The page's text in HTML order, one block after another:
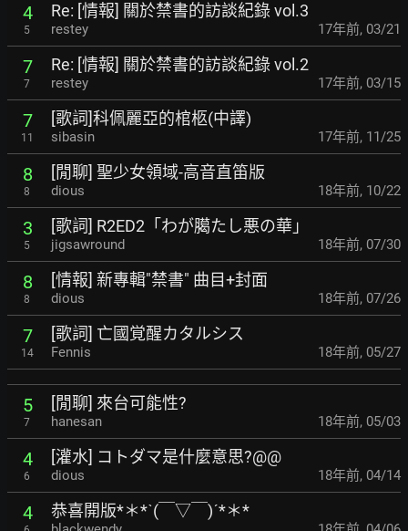
4
5
Re: [情報] 關於禁書的訪談紀錄 vol.3
restey 17年前, 03/21
7
7
Re: [情報] 關於禁書的訪談紀錄 vol.2
restey 17年前, 03/15
7
11
[歌詞]科佩麗亞的棺柩(中譯)
sibasin 17年前, 11/25
8
8
[閒聊] 聖少女領域-高音直笛版
dious 18年前, 10/22
3
5
[歌詞] R2ED2「わが臈たし悪の華」
jigsawround 18年前, 07/30
8
8
[情報] 新專輯"禁書" 曲目+封面
dious 18年前, 07/26
7
14
[歌詞] 亡國覚醒カタルシス
Fennis 18年前, 05/27
5
7
[閒聊] 來台可能性?
hanesan 18年前, 05/03
4
6
[灌水] コトダマ是什麼意思?@@
dious 18年前, 04/14
4 恭喜開版*＊*ˋ(￣▽￣)ˊ*＊*